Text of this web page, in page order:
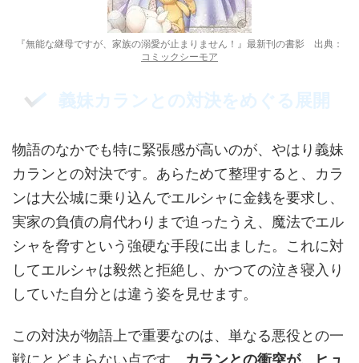
『無能な継母ですが、家族の溺愛が止まりません！』最新刊の書影 出典：
コミックシーモア
義妹カランとの対決をめぐる展開
物語のなかでも特に緊張感が高いのが、やはり義妹
カランとの対決です。あらためて整理すると、カラ
ンは大公城に乗り込んでエルシャに金銭を要求し、
実家の負債の肩代わりまで迫ったうえ、魔法でエル
シャを脅すという強硬な手段に出ました。これに対
してエルシャは毅然と拒絶し、かつての泣き寝入り
していた自分とは違う姿を見せます。
この対決が物語上で重要なのは、単なる悪役との一
戦にとどまらない点です。 カランとの衝突が、ヒュ